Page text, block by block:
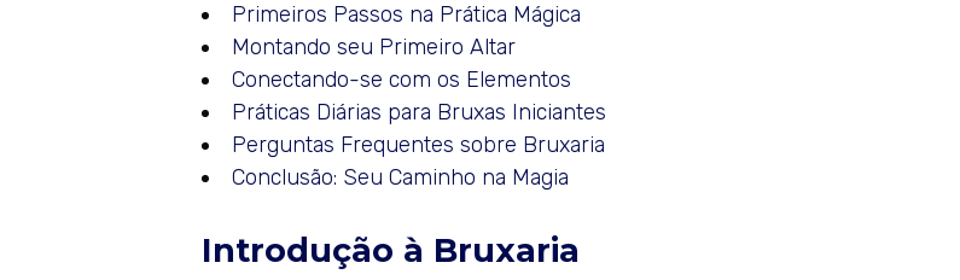
Primeiros Passos na Prática Mágica
Montando seu Primeiro Altar
Conectando-se com os Elementos
Práticas Diárias para Bruxas Iniciantes
Perguntas Frequentes sobre Bruxaria
Conclusão: Seu Caminho na Magia
Introdução à Bruxaria